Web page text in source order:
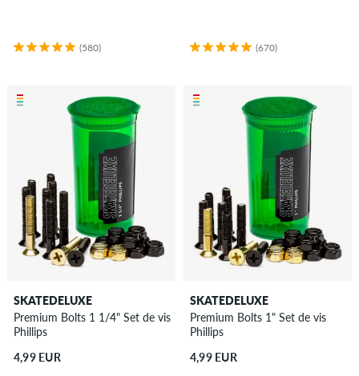
(580) (670)
SKATEDELUXE
Premium Bolts 1 1/4" Set de vis
Phillips
4,99 EUR
SKATEDELUXE
Premium Bolts 1" Set de vis
Phillips
4,99 EUR